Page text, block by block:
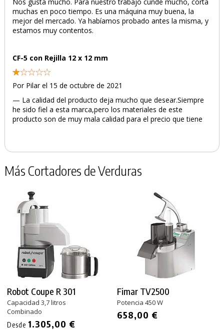
muchas en poco tiempo. Es una máquina muy buena, la
mejor del mercado. Ya habíamos probado antes la misma, y
estamos muy contentos.
CF-5 con Rejilla 12 x 12 mm
Por Pilar el 15 de octubre de 2021
— La calidad del producto deja mucho que desear.Siempre
he sido fiel a esta marca,pero los materiales de este
producto son de muy mala calidad para el precio que tiene
Más Cortadores de Verduras
Robot Coupe R 301
Capacidad 3,7 litros
Combinado
Desde 1.305,00 €
Fimar TV2500
Potencia 450 W
658,00 €